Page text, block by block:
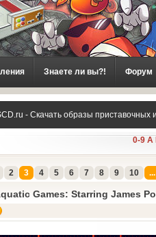
Знаете ли вы?! Форум
- Скачать образы приставочных
0-9 A
2 3 4 5 6 7 8 9 10 ...
Games: Starring James